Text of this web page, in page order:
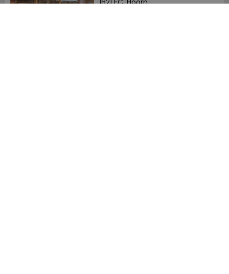
1621 EC, Hoorn